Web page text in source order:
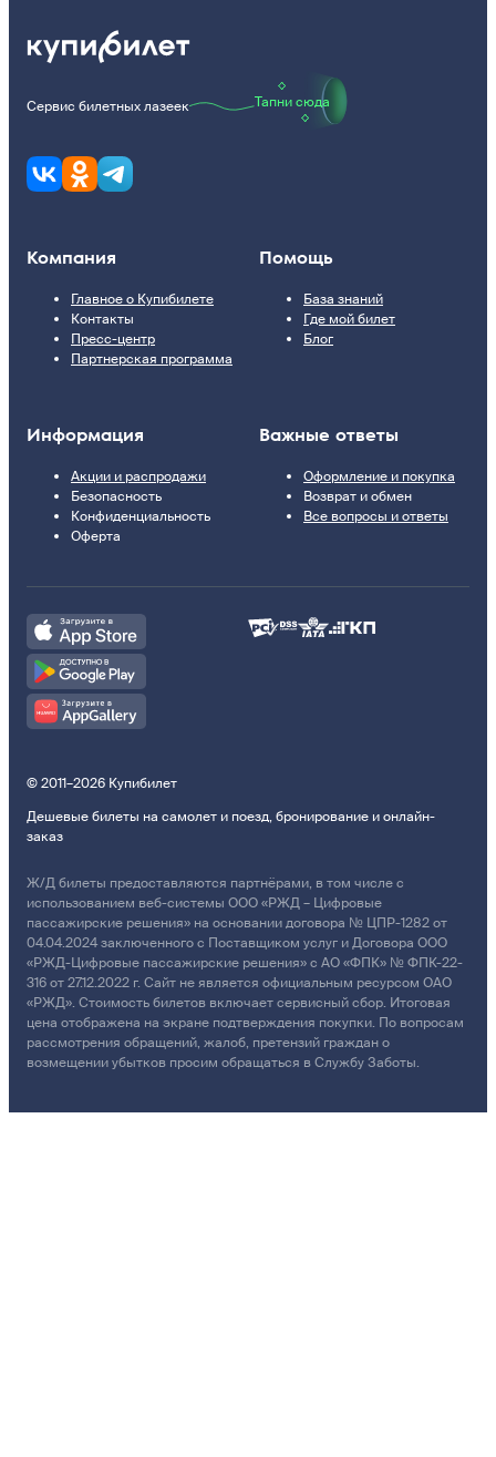
Сервис билетных лазеек Тапни сюда
Компания
Главное о Купибилете
Контакты
Пресс-центр
Партнерская программа
Помощь
База знаний
Где мой билет
Блог
Информация
Акции и распродажи
Безопасность
Конфиденциальность
Оферта
Важные ответы
Оформление и покупка
Возврат и обмен
Все вопросы и ответы
© 2011–2026 Купибилет
Дешевые билеты на самолет и поезд, бронирование и онлайн-
заказ
Ж/Д билеты предоставляются партнёрами, в том числе с
использованием веб-системы ООО «РЖД – Цифровые
пассажирские решения» на основании договора № ЦПР-1282 от
04.04.2024 заключенного с Поставщиком услуг и Договора ООО
«РЖД-Цифровые пассажирские решения» с АО «ФПК» № ФПК-22-
316 от 27.12.2022 г. Сайт не является официальным ресурсом ОАО
«РЖД». Стоимость билетов включает сервисный сбор. Итоговая
цена отображена на экране подтверждения покупки. По вопросам
рассмотрения обращений, жалоб, претензий граждан о
возмещении убытков просим обращаться в Службу Заботы.